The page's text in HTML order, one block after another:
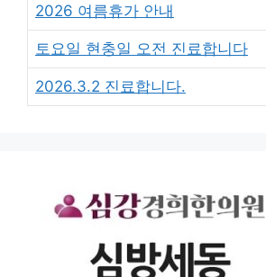
2026 여름휴가 안내
토요일 현충일 오전 진료합니다
2026.3.2 진료합니다.